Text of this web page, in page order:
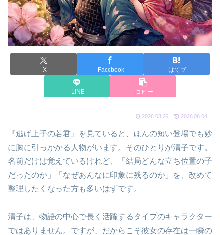
X Facebook はてブ
LINE コピー
2026.03.26 2026.08.04
『逃げ上手の若君』を見ていると、ほんの短い登場でも妙
に胸に引っかかる人物がいます。そのひとりが清子です。
名前だけは覚えているけれど、「結局どんな立ち位置の子
だったのか」「なぜあんなに印象に残るのか」を、改めて
整理したくなった方も多いはずです。
清子は、物語の中心で長く活躍するタイプのキャラクター
ではありません。ですが、だからこそ彼女の存在は一瞬の